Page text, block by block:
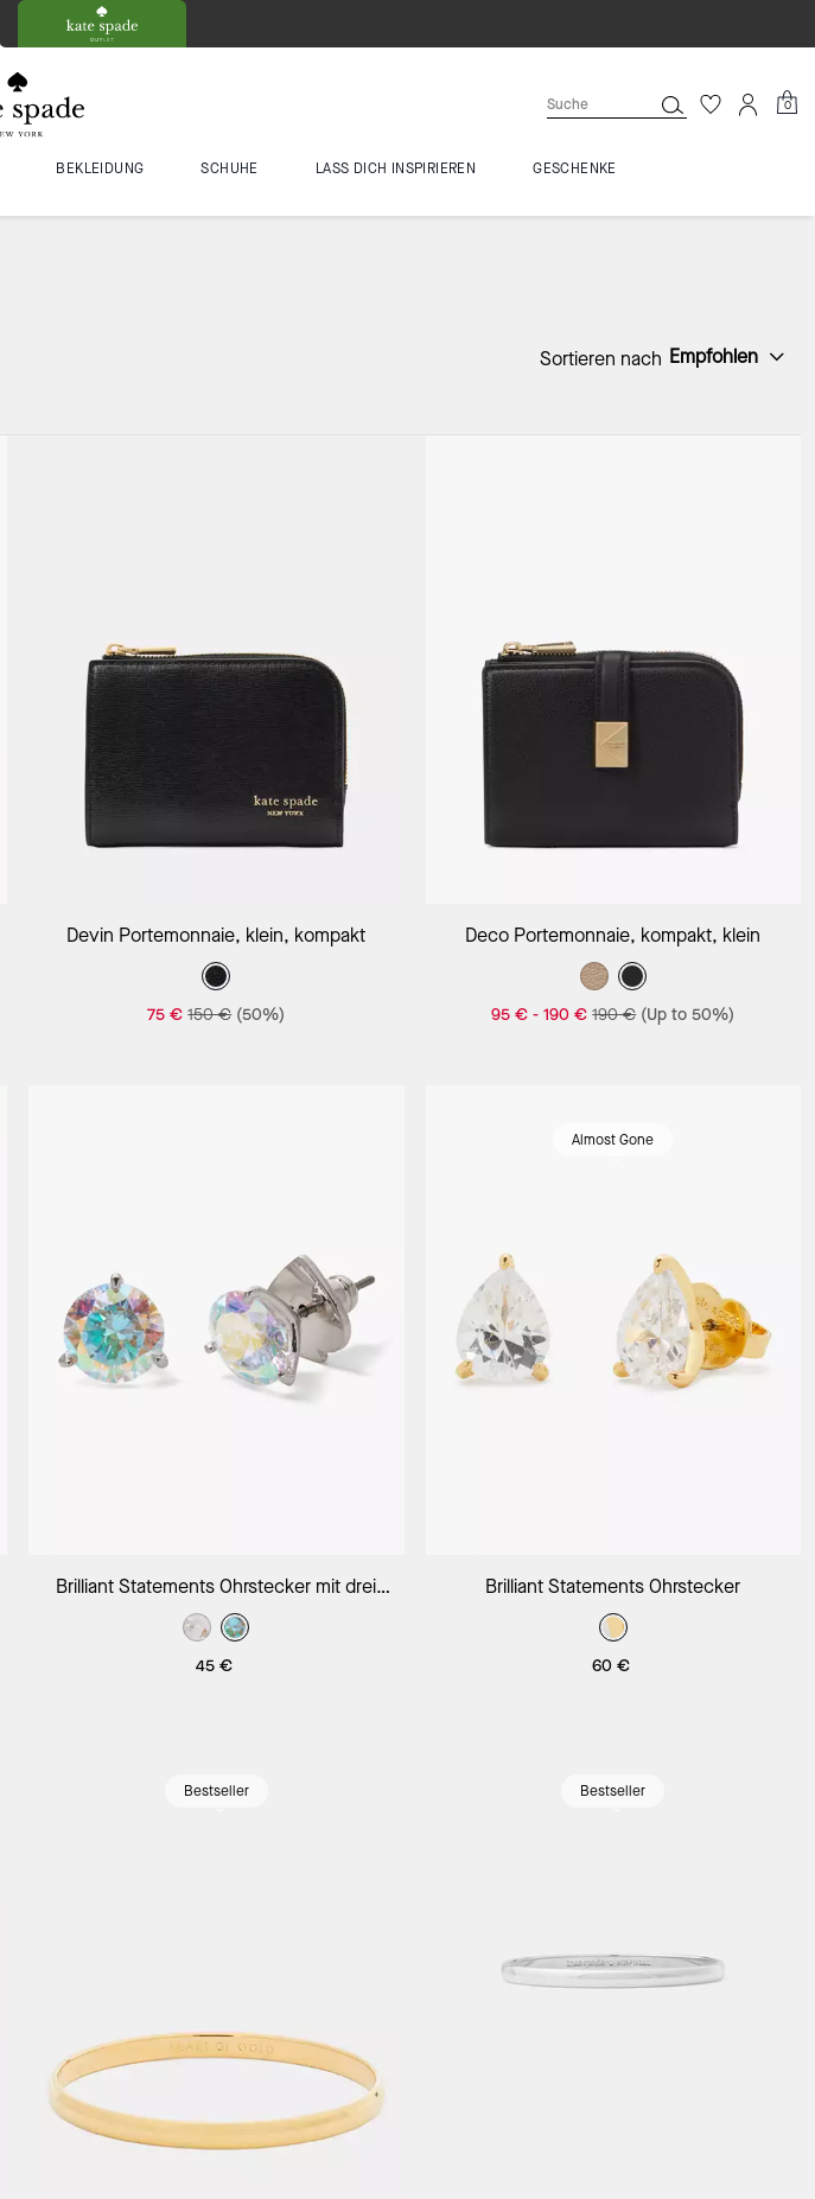
0
BEKLEIDUNG SCHUHE LASS DICH INSPIRIEREN GESCHENKE
Sortieren nach Empfohlen
In Den Warenkorb
Devin Portemonnaie, klein, kompakt
75 € 150 € (50%)
In Den Warenkorb
Deco Portemonnaie, kompakt, klein
95 € -190 € 190 € (Up to 50%)
In Den Warenkorb
Brilliant Statements Ohrstecker mit drei
Krappen
45 €
Almost Gone
In Den Warenkorb
Brilliant Statements Ohrstecker
60 €
Bestseller Bestseller